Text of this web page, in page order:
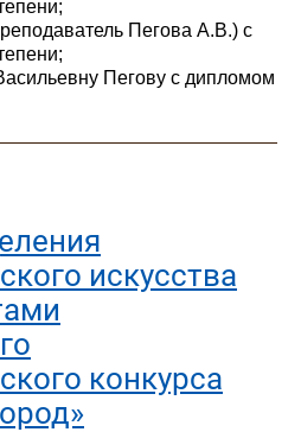
Пегова А.В.) с
Пегову с дипломом
искусства
конкурса